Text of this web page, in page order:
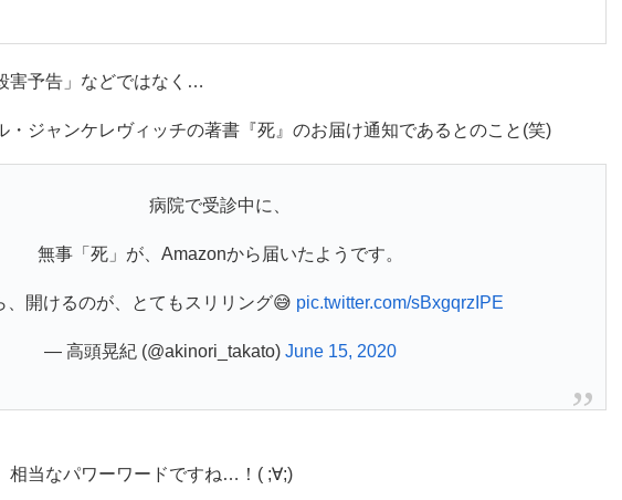
害予告」などではなく…
・ジャンケレヴィッチの著書『死』のお届け通知であるとのこと(笑)
病院で受診中に、
無事「死」が、Amazonから届いたようです。
、開けるのが、とてもスリリング😅 pic.twitter.com/sBxgqrzIPE
— 高頭晃紀 (@akinori_takato) June 15, 2020
相当なパワーワードですね…！( ;∀;)